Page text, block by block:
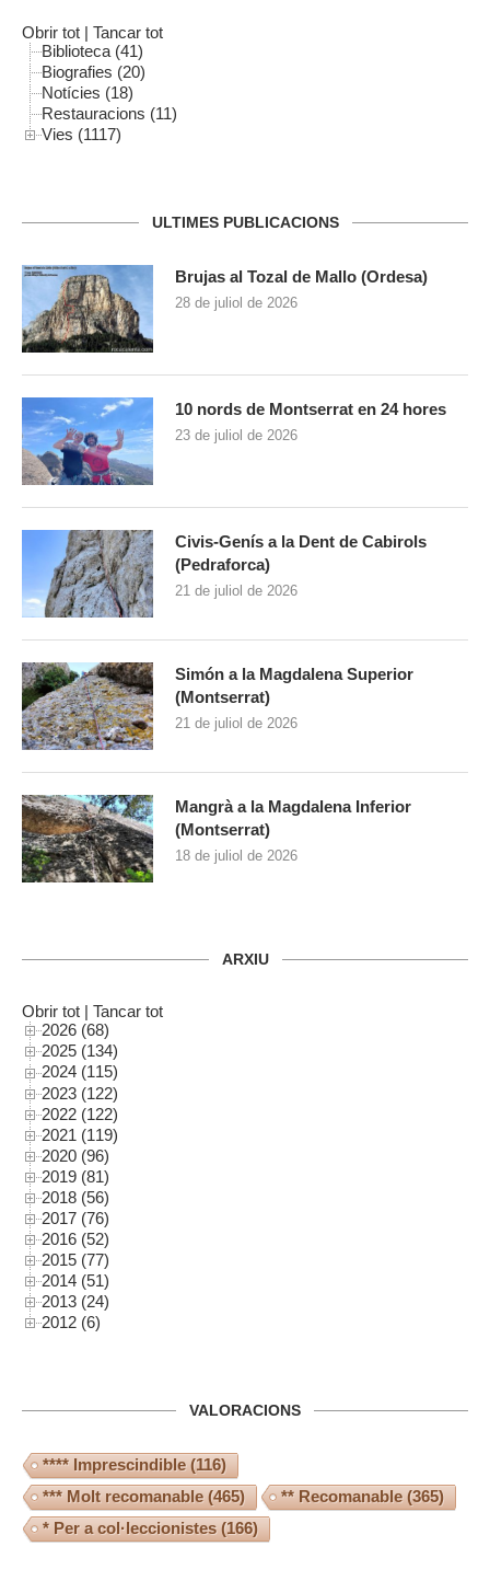
Obrir tot | Tancar tot
Biblioteca (41)
Biografies (20)
Notícies (18)
Restauracions (11)
Vies (1117)
ULTIMES PUBLICACIONS
Brujas al Tozal de Mallo (Ordesa)
28 de juliol de 2026
10 nords de Montserrat en 24 hores
23 de juliol de 2026
Civis-Genís a la Dent de Cabirols
(Pedraforca)
21 de juliol de 2026
Simón a la Magdalena Superior
(Montserrat)
21 de juliol de 2026
Mangrà a la Magdalena Inferior
(Montserrat)
18 de juliol de 2026
ARXIU
Obrir tot | Tancar tot
2026 (68)
2025 (134)
2024 (115)
2023 (122)
2022 (122)
2021 (119)
2020 (96)
2019 (81)
2018 (56)
2017 (76)
2016 (52)
2015 (77)
2014 (51)
2013 (24)
2012 (6)
VALORACIONS
**** Imprescindible(116)
*** Molt recomanable(465) ** Recomanable(365)
* Per a col·leccionistes (166)